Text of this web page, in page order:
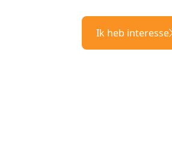
Ik heb interesse